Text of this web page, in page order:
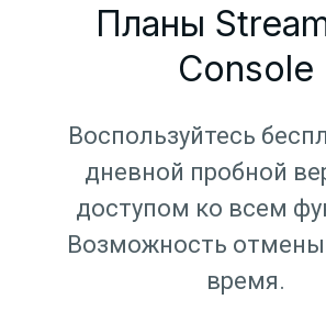
Планы
Console
Воспользуйтесь
дневной пробной
доступом ко всем
Возможность
время.